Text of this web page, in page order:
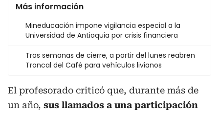
Más información
Mineducación impone vigilancia especial a la
Universidad de Antioquia por crisis financiera
Tras semanas de cierre, a partir del lunes reabren
Troncal del Café para vehículos livianos
El profesorado criticó que, durante más de
un año, sus llamados a una participación